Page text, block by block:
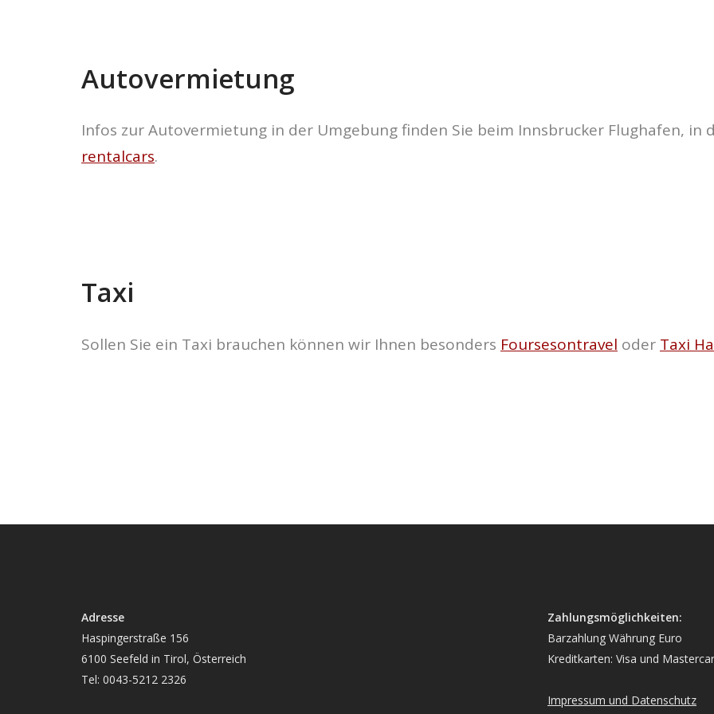
Autovermietung
Infos zur Autovermietung in der Umgebung finden Sie beim Innsbrucker Flughafen, in
rentalcars.
Taxi
Sollen Sie ein Taxi brauchen können wir Ihnen besonders Foursesontravel oder Taxi
Adresse
Haspingerstraße 156
6100 Seefeld in Tirol, Österreich
Tel: 0043-5212 2326
Zahlungsmöglichkeiten:
Barzahlung Währung Euro
Kreditkarten: Visa und
Impressum und Datenschutz